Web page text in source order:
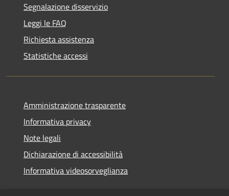
Segnalazione disservizio
Leggi le FAQ
Richiesta assistenza
Statistiche accessi
Amministrazione trasparente
Informativa privacy
Note legali
Dichiarazione di accessibilità
Informativa videosorveglianza